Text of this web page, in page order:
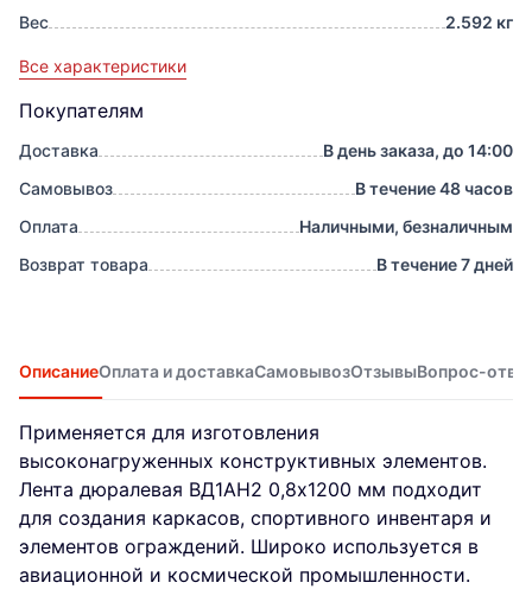
Вес
2.592 кг
Все характеристики
Покупателям
Доставка
В день заказа, до 14:00
Самовывоз
В течение 48 часов
Оплата
Наличными, безналичным
Возврат товара
В течение 7 дней
ОписаниеОплата и доставкаСамовывозОтзывыВопрос-
Применяется для изготовления
высоконагруженных конструктивных элементов.
Лента дюралевая ВД1АН2 0,8х1200 мм подходит
для создания каркасов, спортивного инвентаря и
элементов ограждений. Широко используется в
авиационной и космической промышленности.